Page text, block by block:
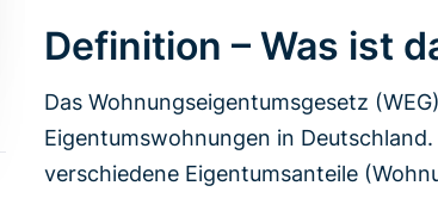
Definition – Was ist
Das Wohnungseigentumsgesetz
Eigentumswohnungen in
verschiedene Eigentumsanteile